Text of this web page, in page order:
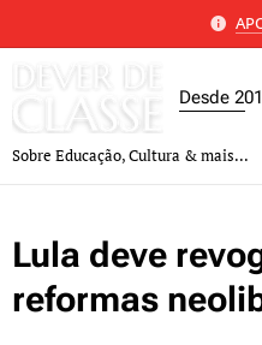
Desde
Sobre Educação, Cultura & mais...
Lula deve
reformas